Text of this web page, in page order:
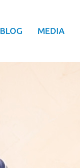
BLOG MEDIA